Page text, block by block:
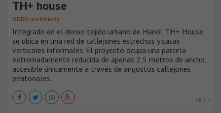
TH+ house
ODDO architects
Integrado en el denso tejido urbano de Hanói, TH+ House
se ubica en una red de callejones estrechos y casas
verticales informales. El proyecto ocupa una parcela
extremadamente reducida de apenas 2,5 metros de ancho,
accesible únicamente a través de angostos callejones
peatonales.
VER +